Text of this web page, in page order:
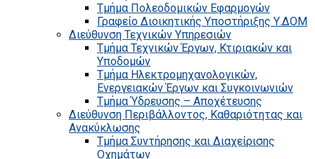
Τμήμα Πολεοδομικών Εφαρμογών
Γραφείο Διοικητικής Υποστήριξης Υ.ΔΟΜ
Διεύθυνση Τεχνικών Υπηρεσιών
Τμήμα Τεχνικών Έργων, Κτιριακών και
Υποδομών
Τμήμα Ηλεκτρομηχανολογικών,
Ενεργειακών Έργων και Συγκοινωνιών
Τμήμα Ύδρευσης – Αποχέτευσης
Διεύθυνση Περιβάλλοντος, Καθαριότητας και
Ανακύκλωσης
Τμήμα Συντήρησης και Διαχείρισης
Οχημάτων